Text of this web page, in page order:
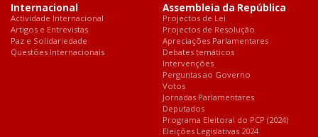
Internacional
Actividade Internacional
Artigos e Entrevistas
Paz e Solidariedade
Questões Internacionais
Assembleia da República
Projectos de Lei
Projectos de Resolução
Apreciações Parlamentares
Debates temáticos
Intervenções
Perguntas ao Governo
Votos
Jornadas Parlamentares
Deputados
Programa Eleitoral do PCP (2024)
Eleições Legislativas 2024